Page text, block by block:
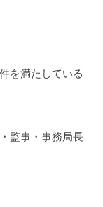
を満たしている
監事・事務局長